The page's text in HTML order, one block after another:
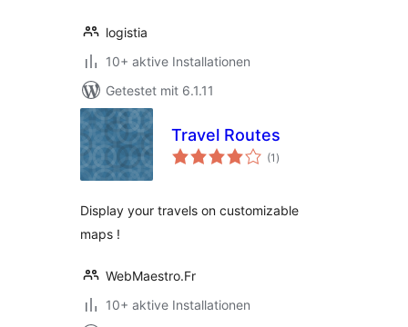
logistia
10+ aktive Installationen
Getestet mit 6.1.11
Travel Routes
(1 Bewertungen
gesamt
)
Display your travels on customizable
maps !
WebMaestro.Fr
10+ aktive Installationen